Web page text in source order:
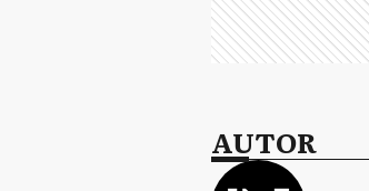
AUTOR